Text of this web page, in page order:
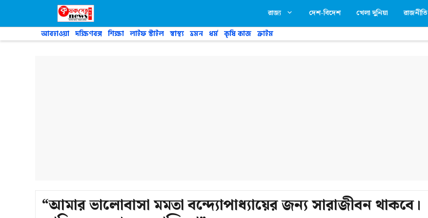
রাজ্য দেশ-বিদেশ খেলা দুনিয়া রাজনীতি
আবহাওয়া দক্ষিণবঙ্গ শিক্ষা লাইফ স্টাইল স্বাস্থ্য ভ্রমন ধর্ম কৃষি কাজ ক্রাইম
“আমার ভালোবাসা মমতা বন্দ্যোপাধ্যায়ের জন্য সারাজীবন থাকবে।